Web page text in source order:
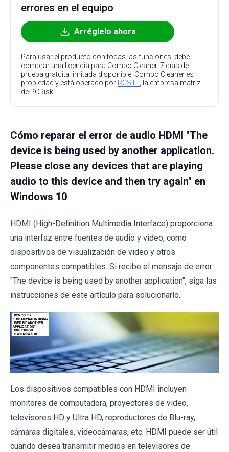
errores en el equipo
Arréglelo ahora
Para usar el producto con todas las funciones, debe
comprar una licencia para Combo Cleaner. 7 días de
prueba gratuita limitada disponible. Combo Cleaner es
propiedad y está operado por RCS LT, la empresa matriz
de PCRisk.
Cómo reparar el error de audio HDMI "The
device is being used by another application.
Please close any devices that are playing
audio to this device and then try again" en
Windows 10
HDMI (High-Definition Multimedia Interface) proporciona
una interfaz entre fuentes de audio y video, como
dispositivos de visualización de video y otros
componentes compatibles. Si recibe el mensaje de error
"The device is being used by another application", siga las
instrucciones de este artículo para solucionarlo.
Los dispositivos compatibles con HDMI incluyen
monitores de computadora, proyectores de video,
televisores HD y Ultra HD, reproductores de Blu-ray,
cámaras digitales, videocámaras, etc. HDMI puede ser útil
cuando desea transmitir medios en televisores de